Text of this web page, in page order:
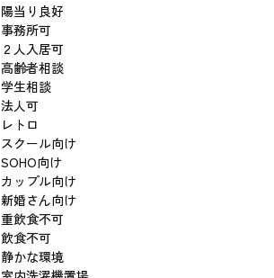
陽当り良好
事務所可
２人入居可
高齢者相談
学生相談
法人可
レトロ
スクール向け
SOHO向け
カップル向け
新婚さん向け
重飲食不可
飲食不可
静かな環境